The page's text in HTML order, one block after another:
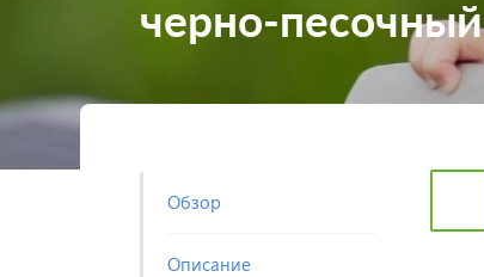
черно-песочный
Обзор
Описание